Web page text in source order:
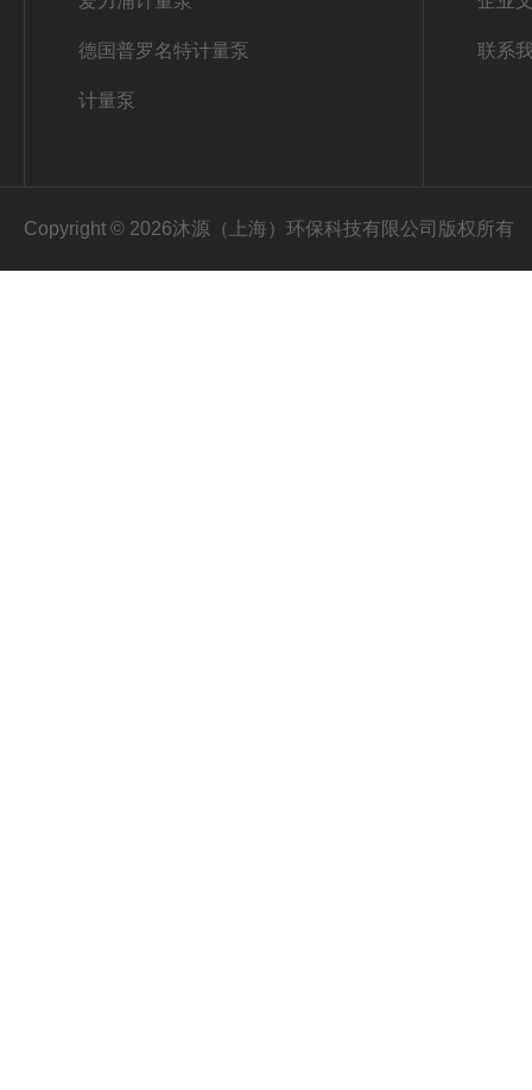
德国普罗名特计量泵
计量泵
联系
Copyright © 2026沐源（上海）环保科技有限公司版权所有